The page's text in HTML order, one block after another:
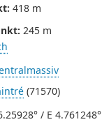
418 m
245 m
(71570)
/ E 4.761248°